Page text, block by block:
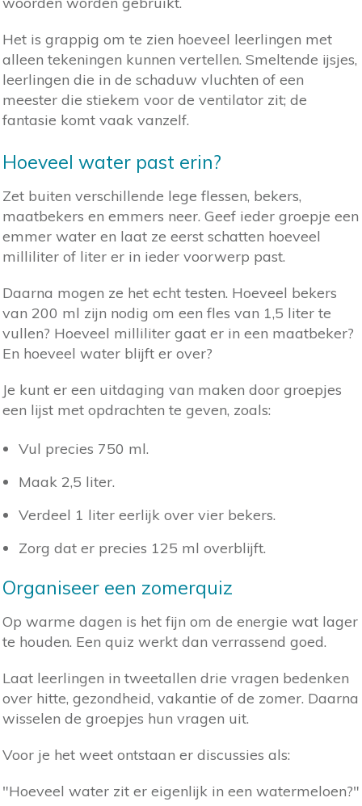
Het is grappig om te zien hoeveel leerlingen met
alleen tekeningen kunnen vertellen. Smeltende ijsjes,
leerlingen die in de schaduw vluchten of een
meester die stiekem voor de ventilator zit; de
fantasie komt vaak vanzelf.
Hoeveel water past erin?
Zet buiten verschillende lege flessen, bekers,
maatbekers en emmers neer. Geef ieder groepje een
emmer water en laat ze eerst schatten hoeveel
milliliter of liter er in ieder voorwerp past.
Daarna mogen ze het echt testen. Hoeveel bekers
van 200 ml zijn nodig om een fles van 1,5 liter te
vullen? Hoeveel milliliter gaat er in een maatbeker?
En hoeveel water blijft er over?
Je kunt er een uitdaging van maken door groepjes
een lijst met opdrachten te geven, zoals:
Vul precies 750 ml.
Maak 2,5 liter.
Verdeel 1 liter eerlijk over vier bekers.
Zorg dat er precies 125 ml overblijft.
Organiseer een zomerquiz
Op warme dagen is het fijn om de energie wat lager
te houden. Een quiz werkt dan verrassend goed.
Laat leerlingen in tweetallen drie vragen bedenken
over hitte, gezondheid, vakantie of de zomer. Daarna
wisselen de groepjes hun vragen uit.
Voor je het weet ontstaan er discussies als:
"Hoeveel water zit er eigenlijk in een watermeloen?"